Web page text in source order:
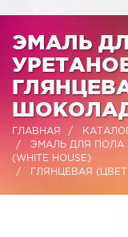
ЭМАЛЬ
ГЛАВНАЯ КАТАЛОГ
ЭМАЛЬ ДЛЯ ПОЛА
(WHITE HOUSE)
ГЛЯНЦЕВАЯ